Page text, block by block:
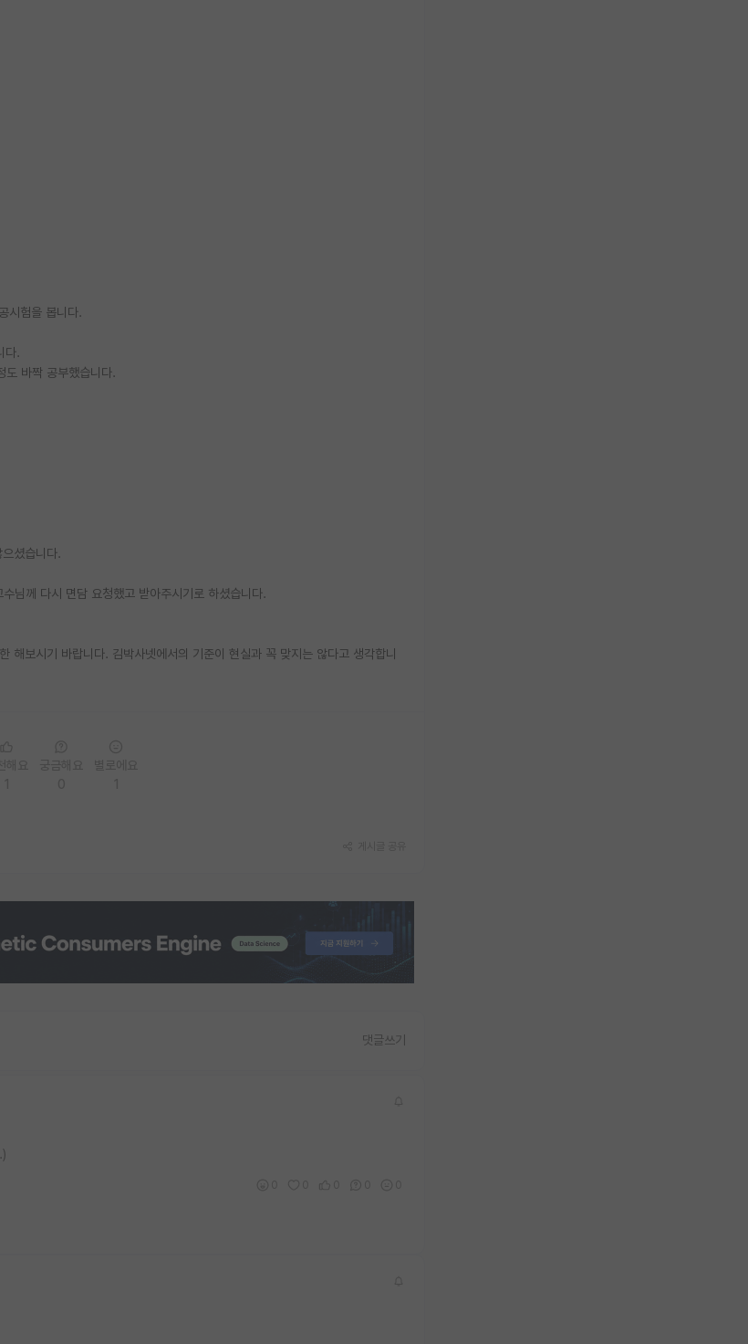
시험을 봅니다.
다.
도 바짝 공부했습니다.
셨습니다.
님께 다시 면담 요청했고 받아주시기로 하셨습니다.
해보시기 바랍니다. 김박사넷에서의 기준이 현실과 꼭 맞지는 않다고 생각합니
댓글쓰기